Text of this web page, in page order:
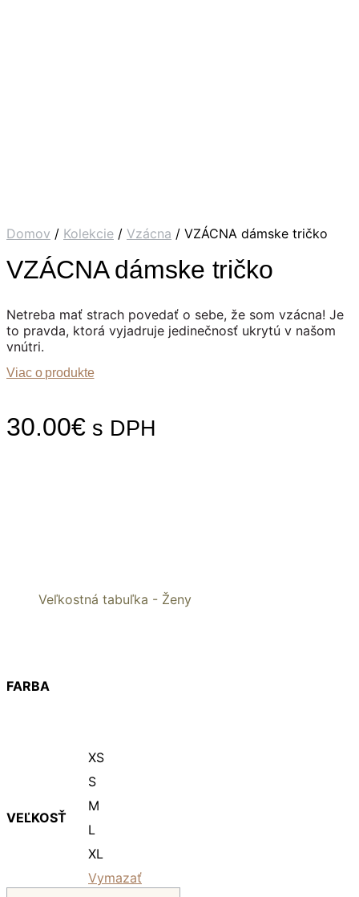
Domov / Kolekcie / Vzácna / VZÁCNA dámske tričko
VZÁCNA dámske tričko
Netreba mať strach povedať o sebe, že som vzácna! Je
to pravda, ktorá vyjadruje jedinečnosť ukrytú v našom
vnútri.
Viac o produkte
30.00€ s DPH
Veľkostná tabuľka - Ženy
FARBA
VEĽKOSŤ
XS
S
M
L
XL
Vymazať